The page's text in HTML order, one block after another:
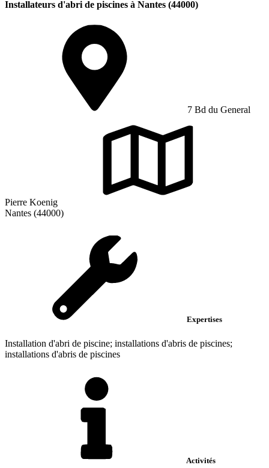
Installateurs d'abri de piscines à Nantes (44000)
7 Bd du General
Pierre Koenig
Nantes (44000)
Expertises
Installation d'abri de piscine; installations d'abris de piscines;
installations d'abris de piscines
Activités